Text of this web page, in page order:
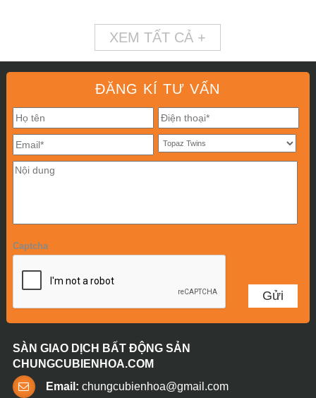
XEM TẤT CẢ +
ĐĂNG KÍ TƯ VẤN
Captcha
SÀN GIAO DỊCH BẤT ĐỘNG SẢN
CHUNGCUBIENHOA.COM
Email: chungcubienhoa@gmail.com